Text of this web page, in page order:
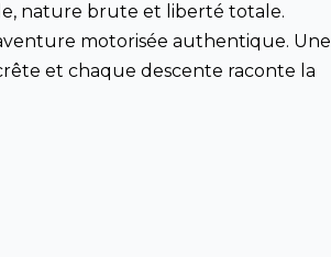
nature brute et liberté totale.
aventure motorisée authentique. Une
et chaque descente raconte la